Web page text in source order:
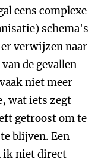
eens complexe
schema's
verwijzen naar
de gevallen
niet meer
wat iets zegt
getroost om te
blijven. Een
ik niet direct